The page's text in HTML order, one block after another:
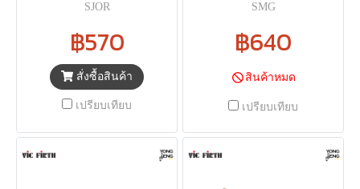
SJOR
฿570
สั่งซื้อสินค้า
เปรียบเทียบ
SMG
฿640
สินค้าหมด
เปรียบเทียบ